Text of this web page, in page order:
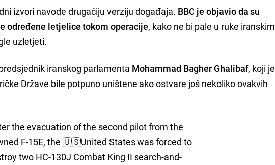
izvori navode drugačiju verziju događaja. BBC je objavio da su
određene letjelice tokom operacije, kako ne bi pale u ruke iranskim
uzletjeti.
iranskog parlamenta Mohammad Bagher Ghalibaf, koji je
Države bile potpuno uništene ako ostvare još nekoliko ovakvih
the evacuation of the second pilot from the
F-15E, the 🇺🇸United States was forced to
two HC-130J Combat King II search-and-